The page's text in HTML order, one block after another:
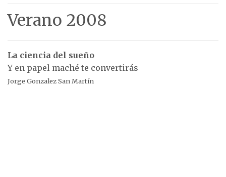
Verano 2008
La ciencia del sueño
Y en papel maché te convertirás
Jorge Gonzalez San Martín